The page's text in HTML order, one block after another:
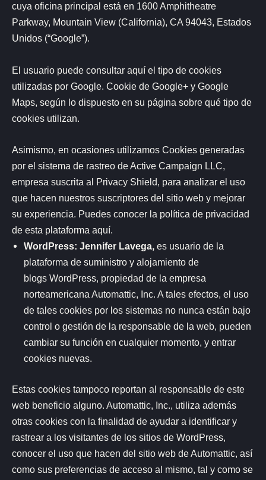
cuya oficina principal está en 1600 Amphitheatre
Parkway, Mountain View (California), CA 94043, Estados
Unidos (“Google”).
El usuario puede consultar aquíel tipo de cookies
utilizadas por Google. Cookie de Google+ y Google
Maps, según lo dispuesto en su página sobre qué tipo de
cookies utilizan.
Asimismo, en ocasiones utilizamos Cookies generadas
por el sistema de rastreo de Active Campaign LLC,
empresa suscrita al Privacy Shield, para analizar el uso
que hacen nuestros suscriptores del sitio web y mejorar
su experiencia. Puedes conocer la política de privacidad
de esta plataforma aquí.
WordPress: Jennifer Lavega, es usuario de la
plataforma de suministro y alojamiento de
blogs WordPress, propiedad de la empresa
norteamericana Automattic, Inc. A tales efectos, el uso
de tales cookies por los sistemas no nunca están bajo
control o gestión de la responsable de la web, pueden
cambiar su función en cualquier momento, y entrar
cookies nuevas.
Estas cookies tampoco reportan al responsable de este
web beneficio alguno. Automattic, Inc., utiliza además
otras cookies con la finalidad de ayudar a identificar y
rastrear a los visitantes de los sitios de WordPress,
conocer el uso que hacen del sitio web de Automattic, así
como sus preferencias de acceso al mismo, tal y como se